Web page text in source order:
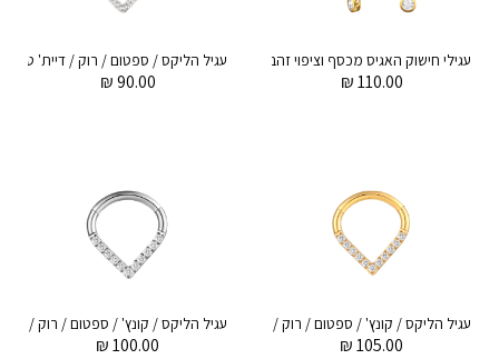
110.00
₪
90.00
₪
105.00
₪
100.00
₪